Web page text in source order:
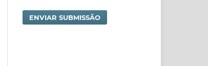
ENVIAR SUBMISSÃO